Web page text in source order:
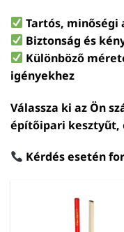
Tartós, minőségi
Biztonság és
Különböző
igényekhez
Válassza ki az Ön
építőipari kesztyűt,
Kérdés esetén